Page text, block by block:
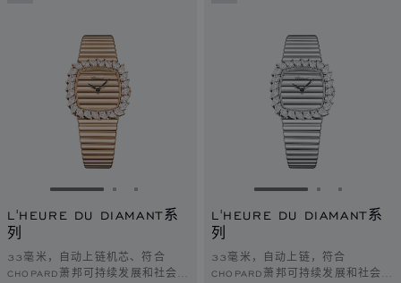
转到幻灯片 1转到幻灯片 2
转到幻灯片 3
L'HEURE DU DIAMANT系
列
33毫米，自动上链机芯、符合
CHOPARD萧邦可持续发展和社会责
转到幻灯片 1转到幻灯
转到幻
L'HEURE DU DIAMANT系
列
33毫米，自动上链，符合
CHOPARD萧邦可持续发展和社会责